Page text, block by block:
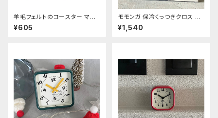
羊毛フェルトのコースター マ
グ〜C A F E〜
¥605
モモンガ 保冷くっつきクロス ハ
リネズミ
¥1,540